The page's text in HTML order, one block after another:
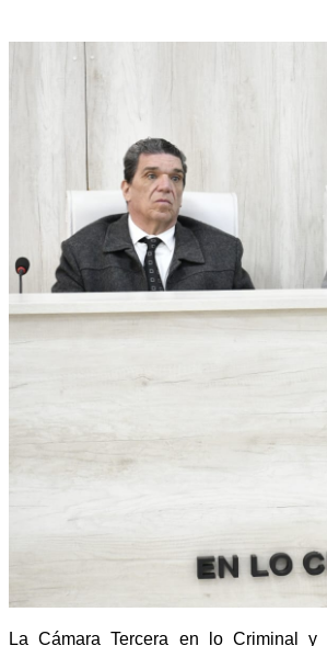
La Cámara Tercera en lo Criminal y